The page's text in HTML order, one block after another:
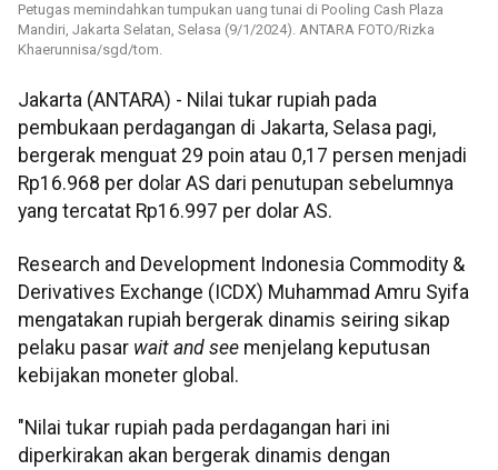
Petugas memindahkan tumpukan uang tunai di Pooling Cash Plaza
Mandiri, Jakarta Selatan, Selasa (9/1/2024). ANTARA FOTO/Rizka
Khaerunnisa/sgd/tom.
Jakarta (ANTARA) - Nilai tukar rupiah pada
pembukaan perdagangan di Jakarta, Selasa pagi,
bergerak menguat 29 poin atau 0,17 persen menjadi
Rp16.968 per dolar AS dari penutupan sebelumnya
yang tercatat Rp16.997 per dolar AS.
Research and Development Indonesia Commodity &
Derivatives Exchange (ICDX) Muhammad Amru Syifa
mengatakan rupiah bergerak dinamis seiring sikap
pelaku pasar wait and see menjelang keputusan
kebijakan moneter global.
"Nilai tukar rupiah pada perdagangan hari ini
diperkirakan akan bergerak dinamis dengan